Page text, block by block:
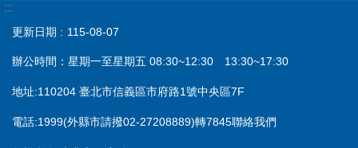
:::
更新日期 115-08-07
辦公時間：星期一至星期五 08:30~12:30 13:30~17:30
地址:110204 臺北市信義區市府路1號中央區7F
電話:1999(外縣市請撥02-27208889)轉7845聯絡我們